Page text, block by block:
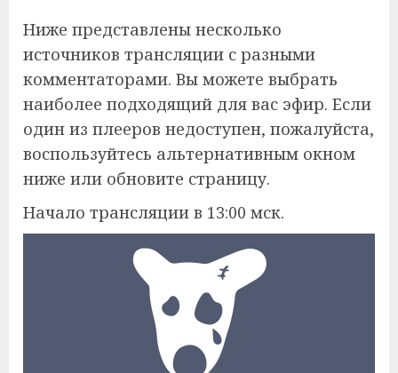
Ниже представлены несколько
источников трансляции с разными
комментаторами. Вы можете выбрать
наиболее подходящий для вас эфир. Если
один из плееров недоступен, пожалуйста,
воспользуйтесь альтернативным окном
ниже или обновите страницу.
Начало трансляции в 13:00 мск.